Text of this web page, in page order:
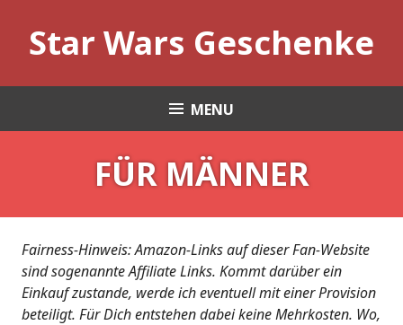
contentStar Wars Geschenke
MENU
FÜR MÄNNER
Fairness-Hinweis: Amazon-Links auf dieser Fan-Website
sind sogenannte Affiliate Links. Kommt darüber ein
Einkauf zustande, werde ich eventuell mit einer Provision
beteiligt. Für Dich entstehen dabei keine Mehrkosten. Wo,